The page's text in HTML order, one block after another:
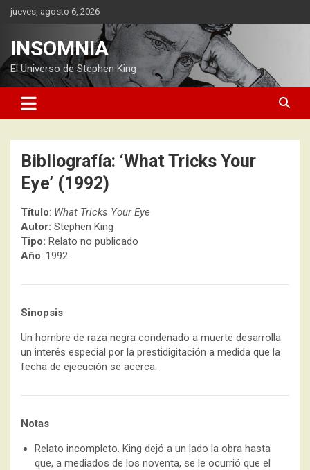
Saltarjueves, agosto 6, 2026
INSOMNIA
El Universo de Stephen King
Bibliografía: ‘What Tricks Your
Eye’ (1992)
Título: What Tricks Your Eye
Autor: Stephen King
Tipo: Relato no publicado
Año: 1992
Sinopsis
Un hombre de raza negra condenado a muerte desarrolla
un interés especial por la prestidigitación a medida que la
fecha de ejecución se acerca.
Notas
Relato incompleto. King dejó a un lado la obra hasta
que, a mediados de los noventa, se le ocurrió que el